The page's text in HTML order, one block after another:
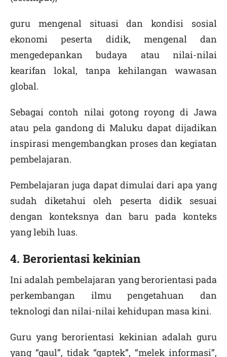
guru mengenal situasi dan kondisi sosial
ekonomi peserta didik, mengenal dan
mengedepankan budaya atau nilai-nilai
kearifan lokal, tanpa kehilangan wawasan
global.
Sebagai contoh nilai gotong royong di Jawa
atau pela gandong di Maluku dapat dijadikan
inspirasi mengembangkan proses dan kegiatan
pembelajaran.
Pembelajaran juga dapat dimulai dari apa yang
sudah diketahui oleh peserta didik sesuai
dengan konteksnya dan baru pada konteks
yang lebih luas.
4. Berorientasi kekinian
Ini adalah pembelajaran yang berorientasi pada
perkembangan ilmu pengetahuan dan
teknologi dan nilai-nilai kehidupan masa kini.
Guru yang berorientasi kekinian adalah guru
yang “gaul”, tidak “gaptek”, “melek informasi”,